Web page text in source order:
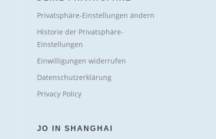
Privatsphäre-Einstellungen ändern
Historie der Privatsphäre-
Einstellungen
Einwilligungen widerrufen
Datenschutzerklärung
Privacy Policy
JO IN SHANGHAI